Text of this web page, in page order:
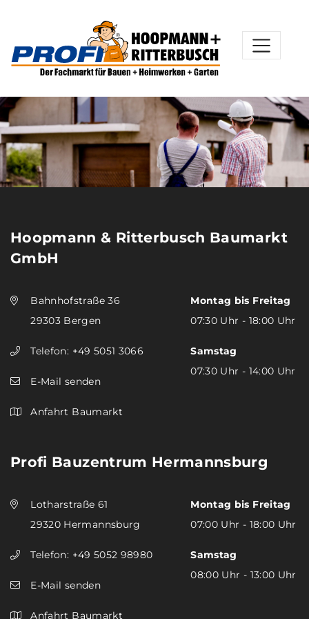
Hoopmann & Ritterbusch Baumarkt
GmbH
Bahnhofstraße 36
29303 Bergen
Telefon: +49 5051 3066
E-Mail senden
Anfahrt Baumarkt
Montag bis Freitag
07:30 Uhr - 18:00 Uhr
Samstag
07:30 Uhr - 14:00 Uhr
Profi Bauzentrum Hermannsburg
Lotharstraße 61
29320 Hermannsburg
Telefon: +49 5052 98980
E-Mail senden
Anfahrt Baumarkt
Montag bis Freitag
07:00 Uhr - 18:00 Uhr
Samstag
08:00 Uhr - 13:00 Uhr